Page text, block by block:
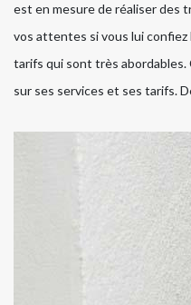
est en mesure de réaliser des
vos attentes si vous lui
tarifs qui sont très
sur ses services et ses tarifs.